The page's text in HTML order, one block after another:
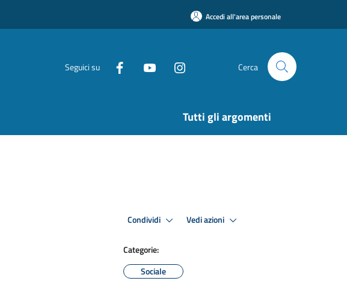
Accedi all'area personale
Seguici su Cerca
Tutti gli argomenti
Condividi Vedi azioni
Categorie:
Sociale